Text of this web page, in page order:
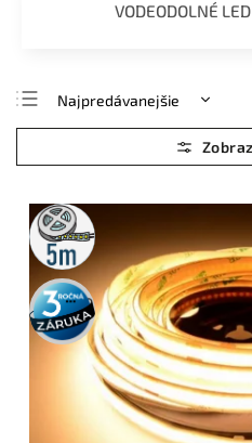
VODEODOLNÉ LED
Najpredávanejšie
Najlacnejšie
Najdrahšie
Abecedne
5m
rolka
3 roky
záruka